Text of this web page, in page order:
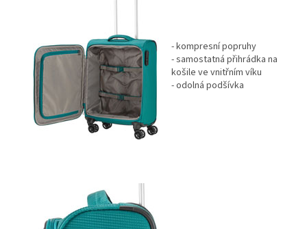
- kompresní popruhy
- samostatná přihrádka na
košile ve vnitřním víku
- odolná podšívka